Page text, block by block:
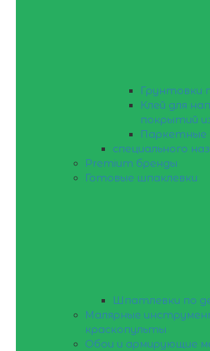
Грунтовки
Клей для
покрытий
Паркетные
специального
Premium бренды
Готовые шпаклевки
Шпатлевки по
Малярные
краскопульты
Обои и армирующие